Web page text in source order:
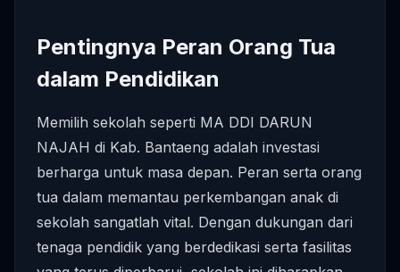
Pentingnya Peran Orang Tua
dalam Pendidikan
Memilih sekolah seperti MA DDI DARUN
NAJAH di Kab. Bantaeng adalah investasi
berharga untuk masa depan. Peran serta orang
tua dalam memantau perkembangan anak di
sekolah sangatlah vital. Dengan dukungan dari
tenaga pendidik yang berdedikasi serta fasilitas